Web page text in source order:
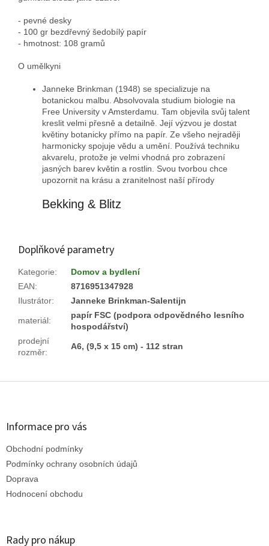
- pevné desky
- 100 gr bezdřevný šedobílý papír
- hmotnost: 108 gramů
O umělkyni
Janneke Brinkman (1948) se specializuje na
botanickou malbu. Absolvovala studium biologie na
Free University v Amsterdamu. Tam objevila svůj talent
kreslit velmi přesně a detailně. Její výzvou je dostat
květiny botanicky přímo na papír. Ze všeho nejraději
harmonicky spojuje vědu a umění. Používá techniku ​​
akvarelu, protože je velmi vhodná pro zobrazení
jasných barev květin a rostlin. Svou tvorbou chce
upozornit na krásu a zranitelnost naší přírody
Bekking & Blitz
Doplňkové parametry
Kategorie:
Domov a bydlení
EAN:
8716951347928
Ilustrátor: Janneke Brinkman-Salentijn
materiál:
papír FSC (podpora odpovědného lesního
hospodářství)
prodejní
rozměr:
A6, (9,5 x 15 cm) - 112 stran
Z
Informace pro vás
Obchodní podmínky
Podmínky ochrany osobních údajů
Doprava
Hodnocení obchodu
Rady pro nákup